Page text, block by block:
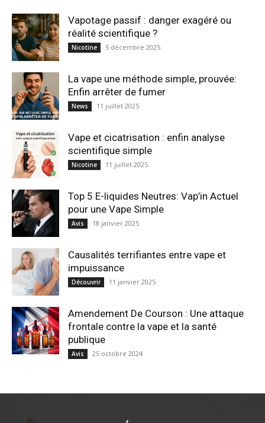
Vapotage passif : danger exagéré ou
réalité scientifique ?
Nicotine 5 décembre 2025
La vape une méthode simple, prouvée:
Enfin arrêter de fumer
News 11 juillet 2025
Vape et cicatrisation : enfin analyse
scientifique simple
Nicotine 11 juillet 2025
Top 5 E-liquides Neutres: Vap’in Actuel
pour une Vape Simple
Avis 18 janvier 2025
Causalités terrifiantes entre vape et
impuissance
Découvrir 11 janvier 2025
Amendement De Courson : Une attaque
frontale contre la vape et la santé
publique
Avis 25 octobre 2024